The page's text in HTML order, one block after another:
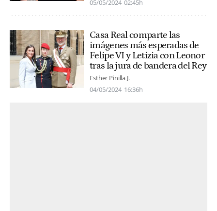
05/05/2024 02:45h
Casa Real comparte las
imágenes más esperadas de
Felipe VI y Letizia con Leonor
tras la jura de bandera del Rey
Esther Pinilla J.
04/05/2024 16:36h